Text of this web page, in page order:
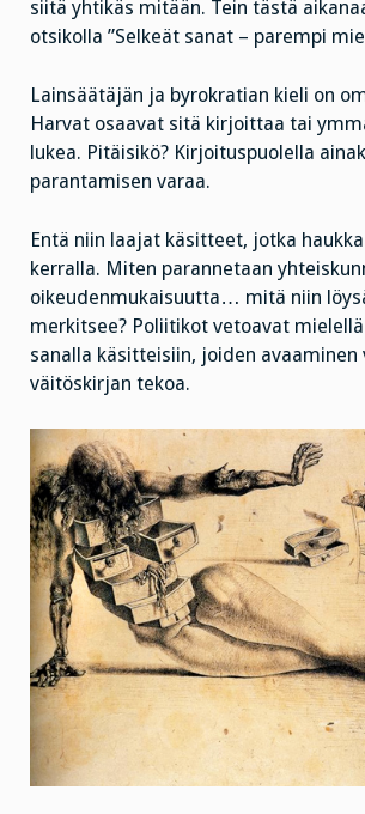
siitä yhtikäs mitään. Tein tästä
otsikolla ”Selkeät sanat – parempi
Lainsäätäjän ja byrokratian kieli on
Harvat osaavat sitä kirjoittaa tai
lukea. Pitäisikö? Kirjoituspuolella
parantamisen varaa.
Entä niin laajat käsitteet, jotka
kerralla. Miten parannetaan
oikeudenmukaisuutta… mitä niin
merkitsee? Poliitikot vetoavat
sanalla käsitteisiin, joiden avaaminen
väitöskirjan tekoa.